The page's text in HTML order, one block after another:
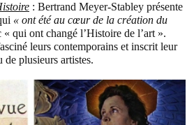
: Bertrand Meyer-Stabley présente
« ont été au cœur de la création du
« qui ont changé l’Histoire de l’art ».
leurs contemporains et inscrit leur
de plusieurs artistes.